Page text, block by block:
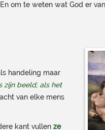
om te weten wat God er
handeling maar
zijn beeld; als het
van elke mens
kant vullen ze